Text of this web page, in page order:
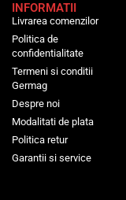
INFORMATII
Livrarea comenzilor
Politica de
confidentialitate
Termeni si conditii
Germag
Despre noi
Modalitati de plata
Politica retur
Garantii si service